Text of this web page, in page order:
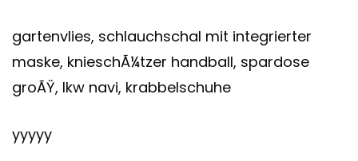
gartenvlies, schlauchschal mit integrierter
maske, knieschÃ¼tzer handball, spardose
groÃŸ, lkw navi, krabbelschuhe
yyyyy